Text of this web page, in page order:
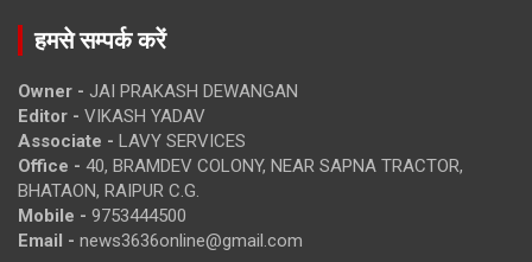
हमसे सम्पर्क करें
Owner - JAI PRAKASH DEWANGAN
Editor - VIKASH YADAV
Associate - LAVY SERVICES
Office - 40, BRAMDEV COLONY, NEAR SAPNA TRACTOR,
BHATAON, RAIPUR C.G.
Mobile - 9753444500
Email - news3636online@gmail.com